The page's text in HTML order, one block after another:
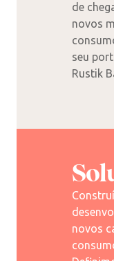
de
novos
seu
Rustik
novos